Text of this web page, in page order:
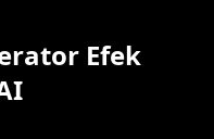
Efek